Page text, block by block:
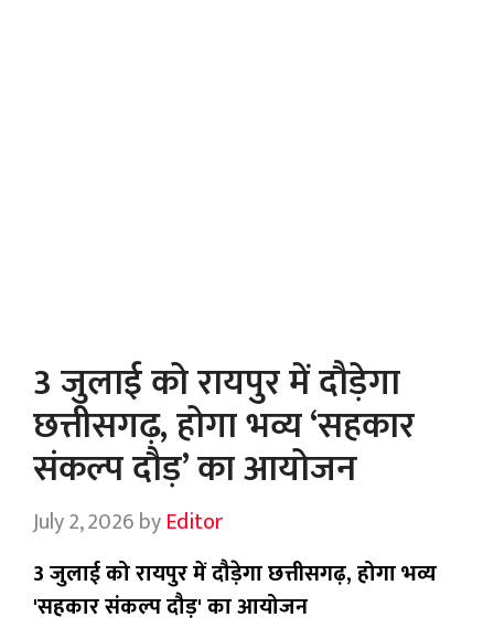
3 जुलाई को रायपुर में दौड़ेगा
छत्तीसगढ़, होगा भव्य ‘सहकार
संकल्प दौड़’ का आयोजन
July 2, 2026byEditor
3 जुलाई को रायपुर में दौड़ेगा छत्तीसगढ़, होगा भव्य
'सहकार संकल्प दौड़' का आयोजन